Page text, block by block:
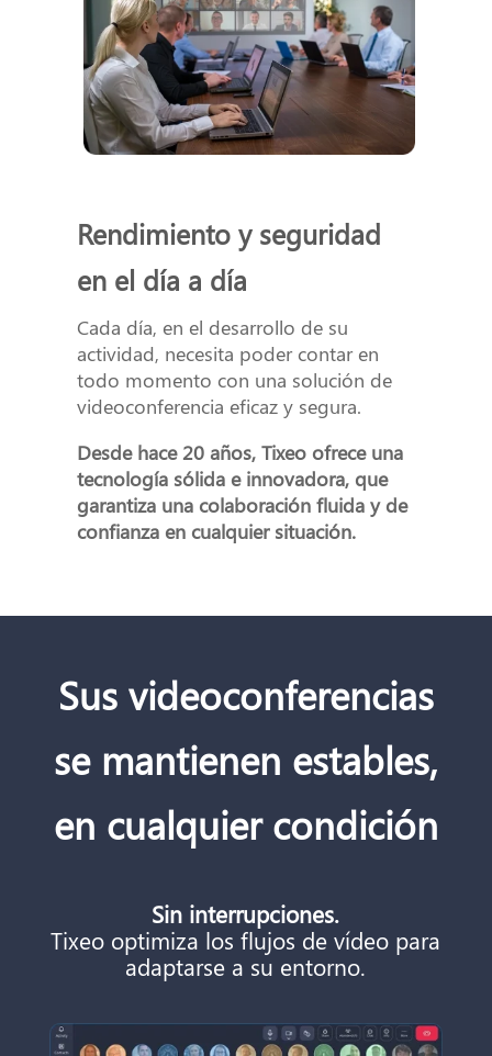
Rendimiento y seguridad
en el día a día
Cada día, en el desarrollo de su
actividad, necesita poder contar en
todo momento con una solución de
videoconferencia eficaz y segura.
Desde hace 20 años, Tixeo ofrece una
tecnología sólida e innovadora, que
garantiza una colaboración fluida y de
confianza en cualquier situación.
Sus videoconferencias
se mantienen estables,
en cualquier condición
Sin interrupciones.
Tixeo optimiza los flujos de vídeo para
adaptarse a su entorno.